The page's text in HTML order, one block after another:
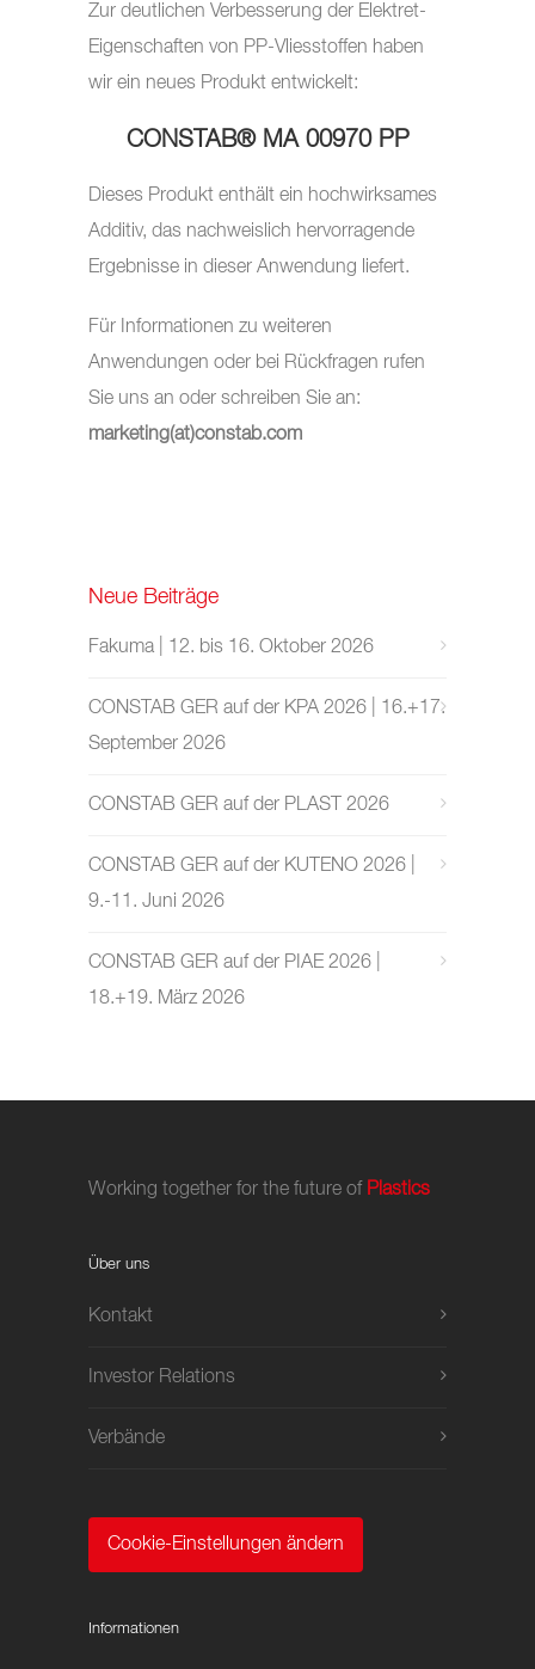
Zur deutlichen Verbesserung der Elektret-
Eigenschaften von PP-Vliesstoffen haben
wir ein neues Produkt entwickelt:
CONSTAB® MA 00970 PP
Dieses Produkt enthält ein hochwirksames
Additiv, das nachweislich hervorragende
Ergebnisse in dieser Anwendung liefert.
Für Informationen zu weiteren
Anwendungen oder bei Rückfragen rufen
Sie uns an oder schreiben Sie an:
marketing(at)constab.com
Neue Beiträge
Fakuma | 12. bis 16. Oktober 2026
CONSTAB GER auf der KPA 2026 | 16.+17.
September 2026
CONSTAB GER auf der PLAST 2026
CONSTAB GER auf der KUTENO 2026 |
9.-11. Juni 2026
CONSTAB GER auf der PIAE 2026 |
18.+19. März 2026
Working together for the future of Plastics
Über uns
Kontakt
Investor Relations
Verbände
Cookie-Einstellungen ändern
Informationen